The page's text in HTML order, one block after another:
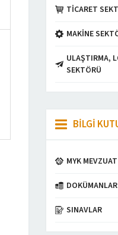
TİCARET
MAKİNE
ULAŞTIRMA,
SEKTÖRÜ
BİLGİ
MYK MEVZUAT
DOKÜMANLAR
SINAVLAR